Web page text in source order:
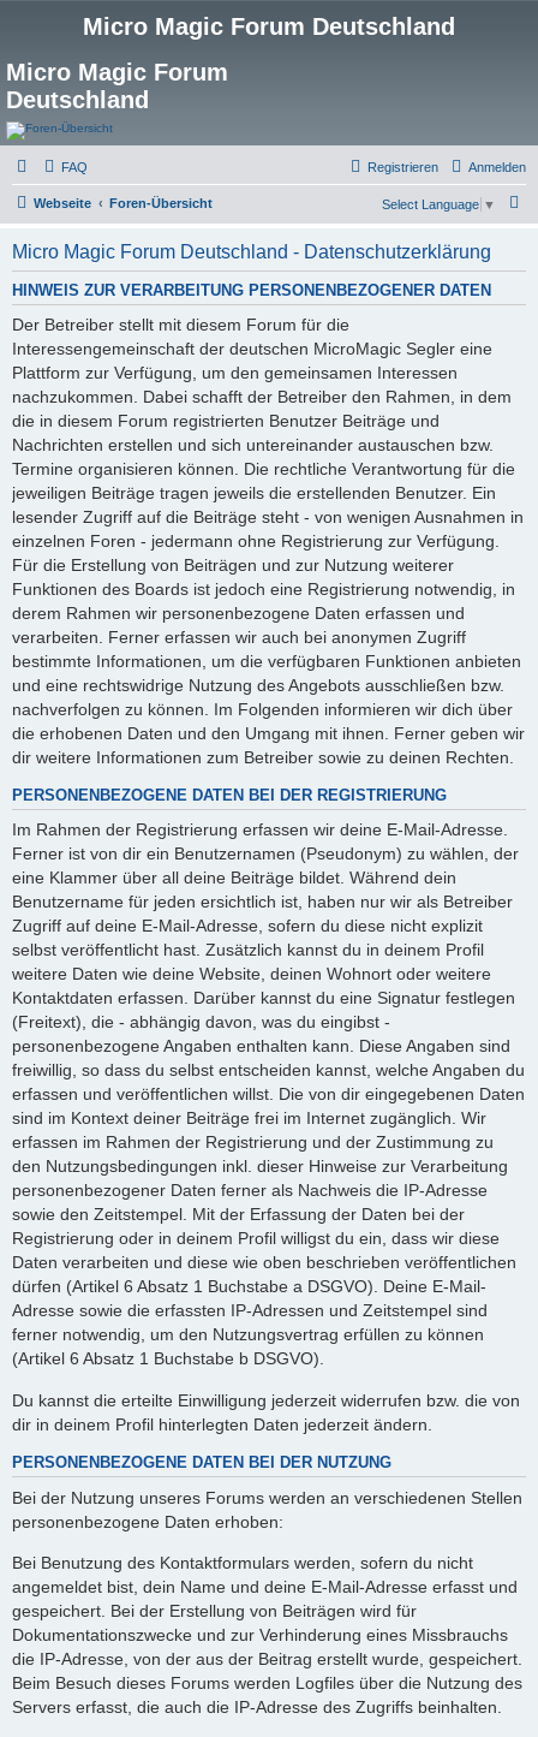
Micro Magic Forum Deutschland
Micro Magic Forum
Deutschland
FAQ Anmelden
Registrieren
Webseite Foren-Übersicht Select Language ▼
Micro Magic Forum Deutschland - Datenschutzerklärung
HINWEIS ZUR VERARBEITUNG PERSONENBEZOGENER DATEN
Der Betreiber stellt mit diesem Forum für die
Interessengemeinschaft der deutschen MicroMagic Segler eine
Plattform zur Verfügung, um den gemeinsamen Interessen
nachzukommen. Dabei schafft der Betreiber den Rahmen, in dem
die in diesem Forum registrierten Benutzer Beiträge und
Nachrichten erstellen und sich untereinander austauschen bzw.
Termine organisieren können. Die rechtliche Verantwortung für die
jeweiligen Beiträge tragen jeweils die erstellenden Benutzer. Ein
lesender Zugriff auf die Beiträge steht - von wenigen Ausnahmen in
einzelnen Foren - jedermann ohne Registrierung zur Verfügung.
Für die Erstellung von Beiträgen und zur Nutzung weiterer
Funktionen des Boards ist jedoch eine Registrierung notwendig, in
derem Rahmen wir personenbezogene Daten erfassen und
verarbeiten. Ferner erfassen wir auch bei anonymen Zugriff
bestimmte Informationen, um die verfügbaren Funktionen anbieten
und eine rechtswidrige Nutzung des Angebots ausschließen bzw.
nachverfolgen zu können. Im Folgenden informieren wir dich über
die erhobenen Daten und den Umgang mit ihnen. Ferner geben wir
dir weitere Informationen zum Betreiber sowie zu deinen Rechten.
PERSONENBEZOGENE DATEN BEI DER REGISTRIERUNG
Im Rahmen der Registrierung erfassen wir deine E-Mail-Adresse.
Ferner ist von dir ein Benutzernamen (Pseudonym) zu wählen, der
eine Klammer über all deine Beiträge bildet. Während dein
Benutzername für jeden ersichtlich ist, haben nur wir als Betreiber
Zugriff auf deine E-Mail-Adresse, sofern du diese nicht explizit
selbst veröffentlicht hast. Zusätzlich kannst du in deinem Profil
weitere Daten wie deine Website, deinen Wohnort oder weitere
Kontaktdaten erfassen. Darüber kannst du eine Signatur festlegen
(Freitext), die - abhängig davon, was du eingibst -
personenbezogene Angaben enthalten kann. Diese Angaben sind
freiwillig, so dass du selbst entscheiden kannst, welche Angaben du
erfassen und veröffentlichen willst. Die von dir eingegebenen Daten
sind im Kontext deiner Beiträge frei im Internet zugänglich. Wir
erfassen im Rahmen der Registrierung und der Zustimmung zu
den Nutzungsbedingungen inkl. dieser Hinweise zur Verarbeitung
personenbezogener Daten ferner als Nachweis die IP-Adresse
sowie den Zeitstempel. Mit der Erfassung der Daten bei der
Registrierung oder in deinem Profil willigst du ein, dass wir diese
Daten verarbeiten und diese wie oben beschrieben veröffentlichen
dürfen (Artikel 6 Absatz 1 Buchstabe a DSGVO). Deine E-Mail-
Adresse sowie die erfassten IP-Adressen und Zeitstempel sind
ferner notwendig, um den Nutzungsvertrag erfüllen zu können
(Artikel 6 Absatz 1 Buchstabe b DSGVO).
Du kannst die erteilte Einwilligung jederzeit widerrufen bzw. die von
dir in deinem Profil hinterlegten Daten jederzeit ändern.
PERSONENBEZOGENE DATEN BEI DER NUTZUNG
Bei der Nutzung unseres Forums werden an verschiedenen Stellen
personenbezogene Daten erhoben:
Bei Benutzung des Kontaktformulars werden, sofern du nicht
angemeldet bist, dein Name und deine E-Mail-Adresse erfasst und
gespeichert. Bei der Erstellung von Beiträgen wird für
Dokumentationszwecke und zur Verhinderung eines Missbrauchs
die IP-Adresse, von der aus der Beitrag erstellt wurde, gespeichert.
Beim Besuch dieses Forums werden Logfiles über die Nutzung des
Servers erfasst, die auch die IP-Adresse des Zugriffs beinhalten.